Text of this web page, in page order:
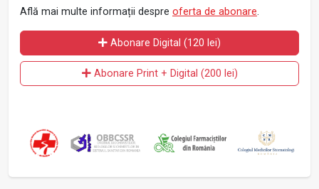
Află mai multe informații despre oferta de abonare.
Abonare Digital (120 lei)
Abonare Print + Digital (200 lei)